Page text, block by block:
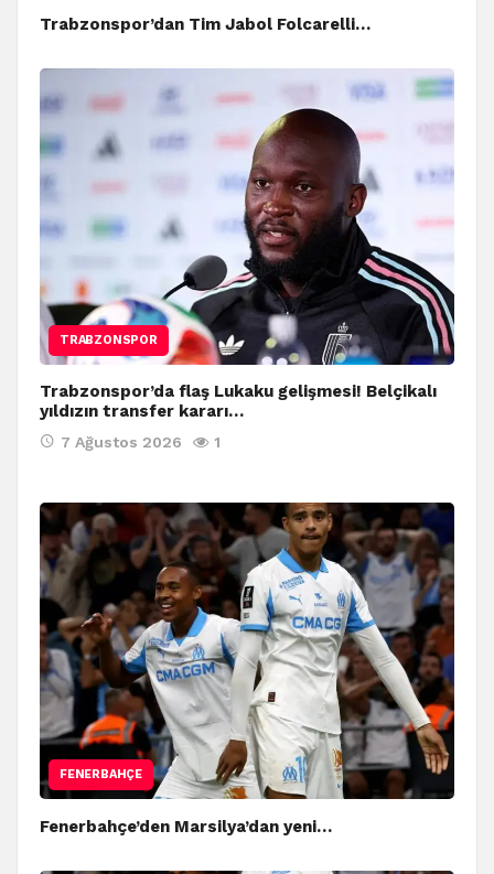
Trabzonspor’dan Tim Jabol Folcarelli…
TRABZONSPOR
Trabzonspor’da flaş Lukaku gelişmesi! Belçikalı
yıldızın transfer kararı…
7 Ağustos 2026 1
FENERBAHÇE
Fenerbahçe’den Marsilya’dan yeni…